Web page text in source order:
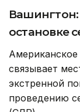
остановке
связывает
экстренной
проведению